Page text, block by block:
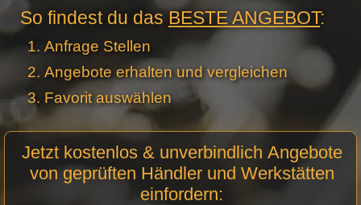
So findest du dasBESTE ANGEBOT:
Anfrage Stellen
Angebote erhalten und vergleichen
Favorit auswählen
Anfrage
Stellen -
Jetzt kostenlos & unverbindlich Angebote
von geprüften Händler und Werkstätten
einfordern: